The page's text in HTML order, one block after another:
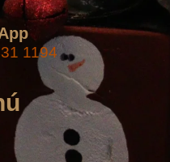
1194